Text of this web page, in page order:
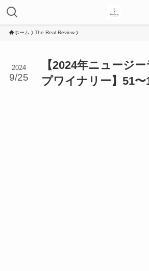
ホーム The Real Review
【2024年ニュージ
プワイナリー】51〜
2024
9/25